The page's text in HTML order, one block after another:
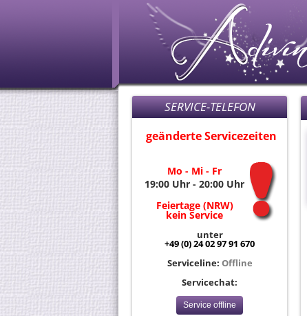
SERVICE-TELEFON
geänderte Servicezeiten
Mo - Mi - Fr
19:00 Uhr - 20:00 Uhr
Feiertage (NRW)
kein Service
unter
+49 (0) 24 02 97 91 670
Serviceline: Offline
Servicechat:
Service offline